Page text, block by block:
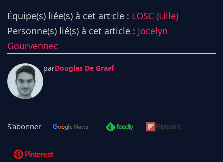
Équipe(s) liée(s) à cet article : LOSC (Lille)
Personne(s) lié(s) à cet article : Jocelyn
Gourvennec
parDouglas De Graaf
S'abonner